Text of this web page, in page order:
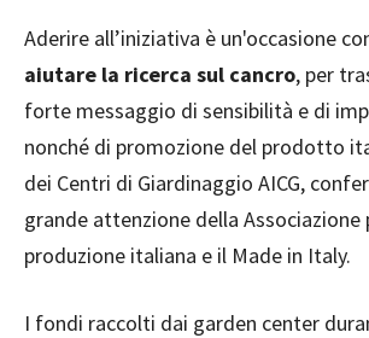
Aderire all’iniziativa è un'occasione
aiutare la ricerca sul cancro, per
forte messaggio di sensibilità e di
nonché di promozione del prodotto
dei Centri di Giardinaggio AICG,
grande attenzione della Associazione
produzione italiana e il Made in Italy.
I fondi raccolti dai garden center